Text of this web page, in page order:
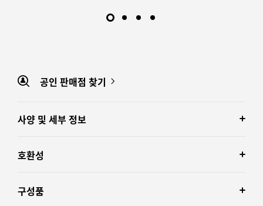
공인 판매점 찾기
사양 및 세부 정보
호환성
구성품